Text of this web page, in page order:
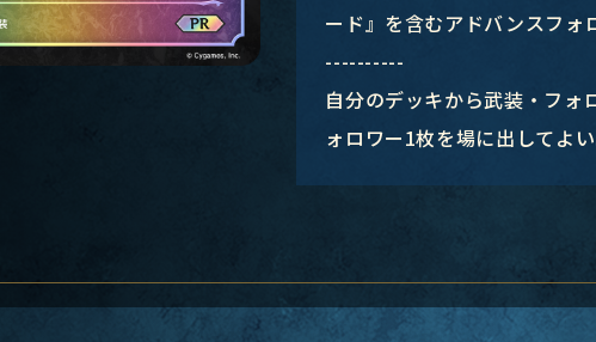
ード』を含むアドバンスフォ
----------
自分のデッキから武装・フォ
ォロワー1枚を場に出してよい